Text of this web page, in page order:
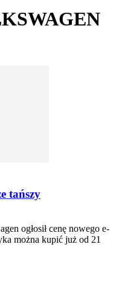
tańszy
ogłosił cenę nowego e-
można kupić już od 21